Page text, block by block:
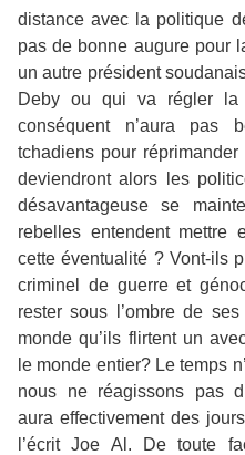
distance avec la politique
pas de bonne augure pour
un autre président
Deby ou qui va régler la
conséquent n’aura pas
tchadiens pour
deviendront alors les
désavantageuse se
rebelles entendent mettre
cette éventualité ? Vont-ils
criminel de guerre et
rester sous l’ombre de
monde qu’ils flirtent un
le monde entier? Le temps
nous ne réagissons pas
aura effectivement des
l’écrit Joe Al. De toute